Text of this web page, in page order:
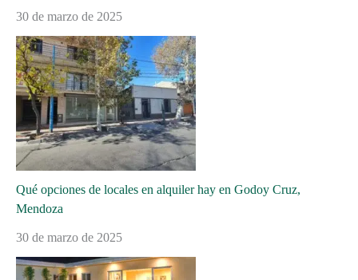
30 de marzo de 2025
Qué opciones de locales en alquiler hay en Godoy Cruz,
Mendoza
30 de marzo de 2025